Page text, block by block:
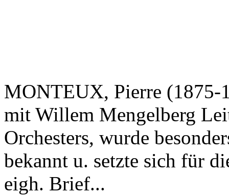
MONTEUX, Pierre (1875-
mit Willem Mengelberg
Orchesters, wurde
bekannt u. setzte sich für
eigh. Brief...